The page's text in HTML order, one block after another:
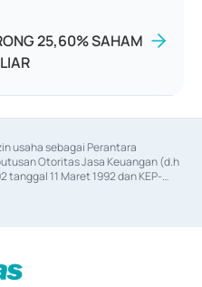
25,60% SAHAM
usaha sebagai Perantara
Otoritas Jasa Keuangan (d.h
tanggal 11 Maret 1992 dan KEP-
usaha sebagai Penjamin Emisi
Jasa Keuangan Nomor KEP-
Keuangan Nomor S-
beberapa izin usaha lainnya